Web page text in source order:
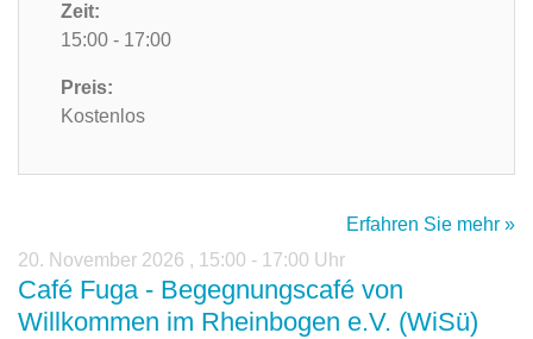
Zeit:
15:00 - 17:00
Preis:
Kostenlos
Erfahren Sie mehr »
20. November 2026 , 15:00 - 17:00 Uhr
Café Fuga - Begegnungscafé von
Willkommen im Rheinbogen e.V. (WiSü)